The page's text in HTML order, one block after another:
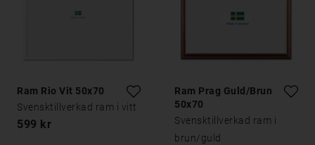
Ram Rio Vit 50x70
Svensktillverkad ram i vitt
599 kr
Ram Prag Guld/Brun
50x70
Svensktillverkad ram i
brun/guld